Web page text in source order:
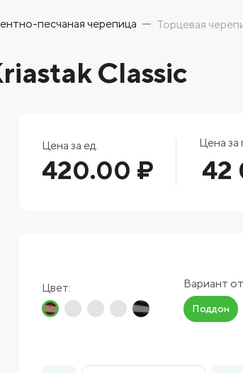
песчаная черепица Торцевая
Classic
Цена за ед.
420.00 ₽
Цена за
42
Цвет: Вариант
Поддон